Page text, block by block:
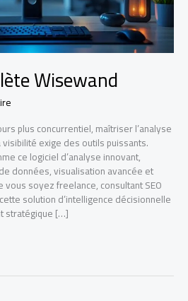
Wisewand
plus concurrentiel, maîtriser l’analyse
exige des outils puissants.
ce logiciel d’analyse innovant,
données, visualisation avancée et
soyez freelance, consultant SEO
solution d’intelligence décisionnelle
stratégique […]